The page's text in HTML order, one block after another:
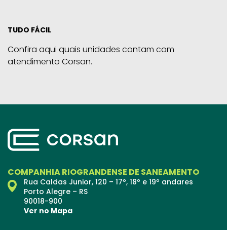
TUDO FÁCIL
Confira aqui quais unidades contam com
atendimento Corsan.
COMPANHIA RIOGRANDENSE DE SANEAMENTO
Rua Caldas Junior, 120 – 17º, 18º e 19º andares
Porto Alegre – RS
90018-900
Ver no Mapa